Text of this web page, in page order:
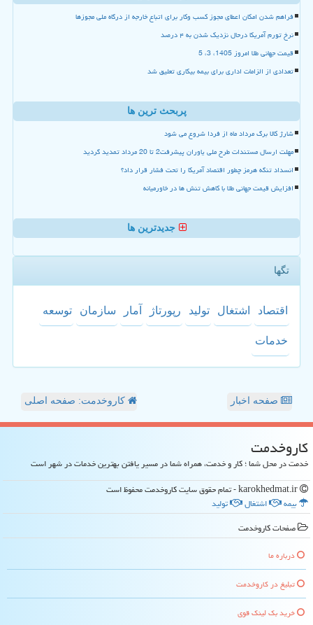
فراهم شدن امکان اعطای مجوز کسب وکار برای اتباع خارجه از درگاه ملی مجوزها
نرخ تورم آمریکا درحال نزدیک شدن به ۴ درصد
قیمت جهانی طلا امروز 1405، 3، 5
تعدادی از الزامات اداری برای بیمه بیکاری تعلیق شد
پربحث ترین ها
شارژ کالا برگ مرداد ماه از فردا شروع می شود
مهلت ارسال مستندات طرح ملی یاوران پیشرفت2 تا 20 مرداد تمدید گردید
انسداد تنگه هرمز چطور اقتصاد آمریکا را تحت فشار قرار داد؟
افزایش قیمت جهانی طلا با کاهش تنش ها در خاورمیانه
جدیدترین ها
تگها
اقتصاد اشتغال تولید رپورتاژ آمار سازمان توسعه
خدمات
صفحه اخبار کاروخدمت: صفحه اصلی
كاروخدمت
خدمت در محل شما ؛ کار و خدمت، همراه شما در مسیر یافتن بهترین خدمات در شهر است
بیمه
اشتغال
تولید
صفحات كاروخدمت
درباره ما
تبلیغ در كاروخدمت
خرید بک لینک قوی